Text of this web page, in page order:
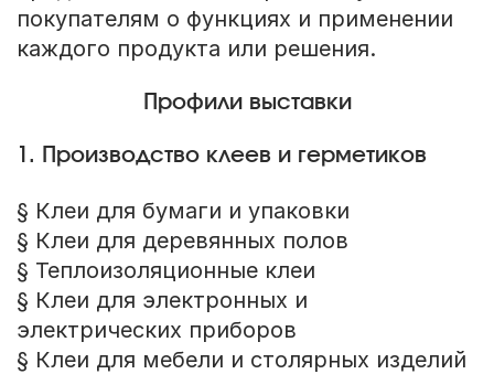
покупателям о функциях и применении
каждого продукта или решения.
Профили выставки
1. Производство клеев и герметиков
§ Клеи для бумаги и упаковки
§ Клеи для деревянных полов
§ Теплоизоляционные клеи
§ Клеи для электронных и
электрических приборов
§ Клеи для мебели и столярных изделий